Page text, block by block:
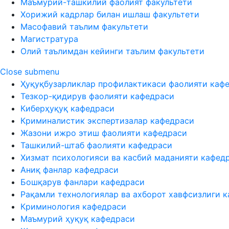
Маъмурий-ташкилий фаолият факультети
Хорижий кадрлар билан ишлаш факультети
Масофавий таълим факультети
Магистратура
Олий таълимдан кейинги таълим факультети
Close submenu
Ҳуқуқбузарликлар профилактикаси фаолияти
Тезкор-қидирув фаолияти кафедраси
Киберҳуқуқ кафедраси
Криминалистик экспертизалар кафедраси
Жазони ижро этиш фаолияти кафедраси
Ташкилий-штаб фаолияти кафедраси
Хизмат психологияси ва касбий маданияти
Аниқ фанлар кафедраси
Бошқарув фанлари кафедраси
Рақамли технологиялар ва ахборот хавфсизлиги
Криминология кафедраси
Маъмурий ҳуқуқ кафедраси